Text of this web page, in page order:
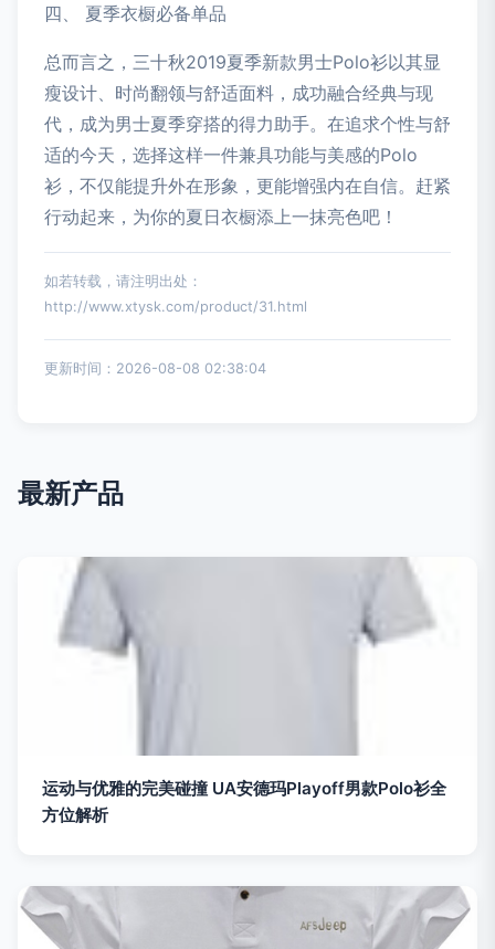
四、 夏季衣橱必备单品
总而言之，三十秋2019夏季新款男士Polo衫以其显
瘦设计、时尚翻领与舒适面料，成功融合经典与现
代，成为男士夏季穿搭的得力助手。在追求个性与舒
适的今天，选择这样一件兼具功能与美感的Polo
衫，不仅能提升外在形象，更能增强内在自信。赶紧
行动起来，为你的夏日衣橱添上一抹亮色吧！
如若转载，请注明出处：
http://www.xtysk.com/product/31.html
更新时间：2026-08-08 02:38:04
最新产品
运动与优雅的完美碰撞 UA安德玛Playoff男款Polo衫全
方位解析